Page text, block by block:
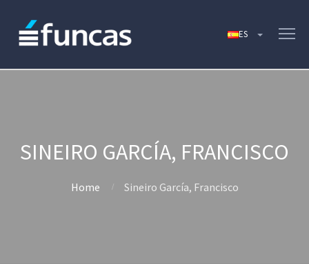
SINEIRO GARCÍA, FRANCISCO
Home Sineiro García, Francisco